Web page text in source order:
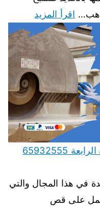
هب… اقرأ المزيد
قص رخام وحجر بالليزر المنطقة الرابعة 65932555
في هذا المجال والتي
تعمل على قص